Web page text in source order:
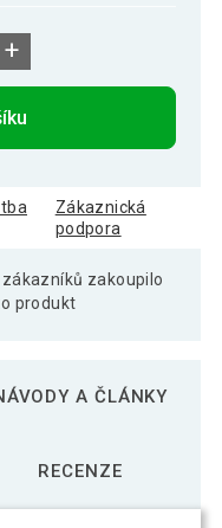
+
Zákaznická
podpora
zákazníků zakoupilo
produkt
A ČLÁNKY
RECENZE